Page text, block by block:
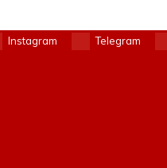
Instagram Telegram